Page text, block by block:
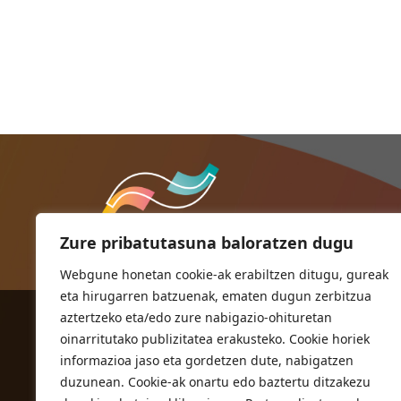
Zure pribatutasuna baloratzen dugu
Webgune honetan cookie-ak erabiltzen ditugu, gureak
eta hirugarren batzuenak, ematen dugun zerbitzua
aztertzeko eta/edo zure nabigazio-ohituretan
oinarritutako publizitatea erakusteko. Cookie horiek
informazioa jaso eta gordetzen dute, nabigatzen
duzunean. Cookie-ak onartu edo baztertu ditzakezu
ORIOKO UDALA
Herriko plaza,1
20810 Orio (Gipuzkoa)
T. 943 83 03 46